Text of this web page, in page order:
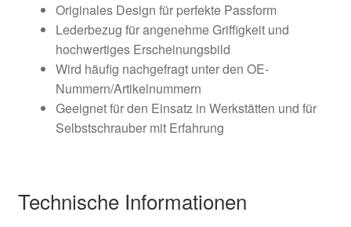
Originales Design für perfekte Passform
Lederbezug für angenehme Griffigkeit und
hochwertiges Erscheinungsbild
Wird häufig nachgefragt unter den OE-
Nummern/Artikelnummern
Geeignet für den Einsatz in Werkstätten und für
Selbstschrauber mit Erfahrung
Technische Informationen